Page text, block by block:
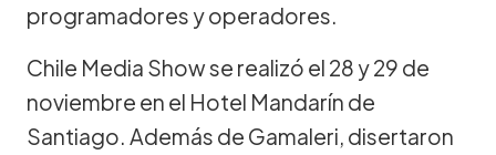
programadores y operadores.
Chile Media Show se realizó el 28 y 29 de
noviembre en el Hotel Mandarín de
Santiago. Además de Gamaleri, disertaron